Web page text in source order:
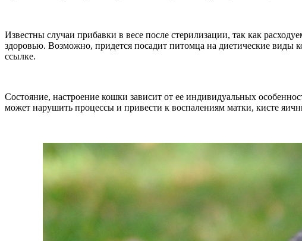
Известны случаи прибавки в весе после стерилизации, так как
здоровью. Возможно, придется посадит питомца на диетические виды
ссылке.
Состояние, настроение кошки зависит от ее индивидуальных
может нарушить процессы и привести к воспалениям матки, кисте